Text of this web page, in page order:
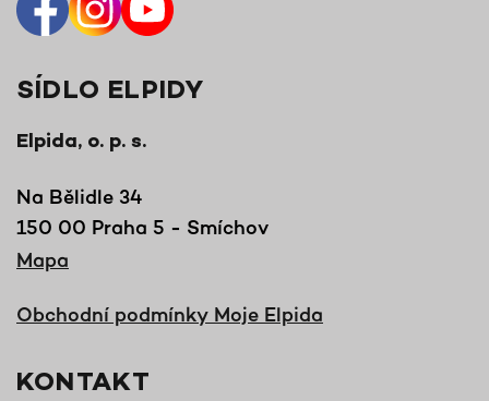
SÍDLO ELPIDY
Elpida, o. p. s.
Na Bělidle 34
150 00 Praha 5 - Smíchov
Mapa
Obchodní podmínky Moje Elpida
KONTAKT